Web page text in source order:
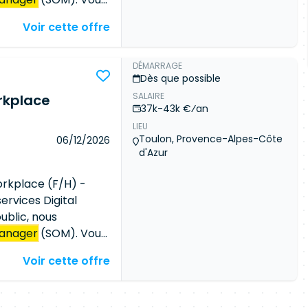
management
desk) Animer les
Coordonner les
les comités
qualité de service
production dans
des processus
de packaging
Voir cette offre
06/12/2026
(F/H) -
Digital
nous
(SOM). Vous
management
Voir cette offre
DÉMARRAGE
Dès que possible
SALAIRE
37k-43k €⁄an
LIEU
Toulon, Provence-Alpes-Côte
d'Azur